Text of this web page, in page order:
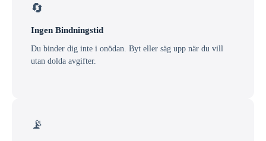
🔄
Ingen Bindningstid
Du binder dig inte i onödan. Byt eller säg upp när du vill
utan dolda avgifter.
📡